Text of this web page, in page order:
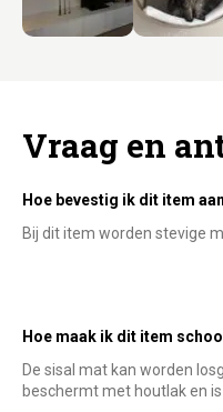
Vraag en
Hoe bevestig ik dit item
Bij dit item worden stevige
Hoe maak ik dit item
De sisal mat kan worden
beschermt met houtlak en